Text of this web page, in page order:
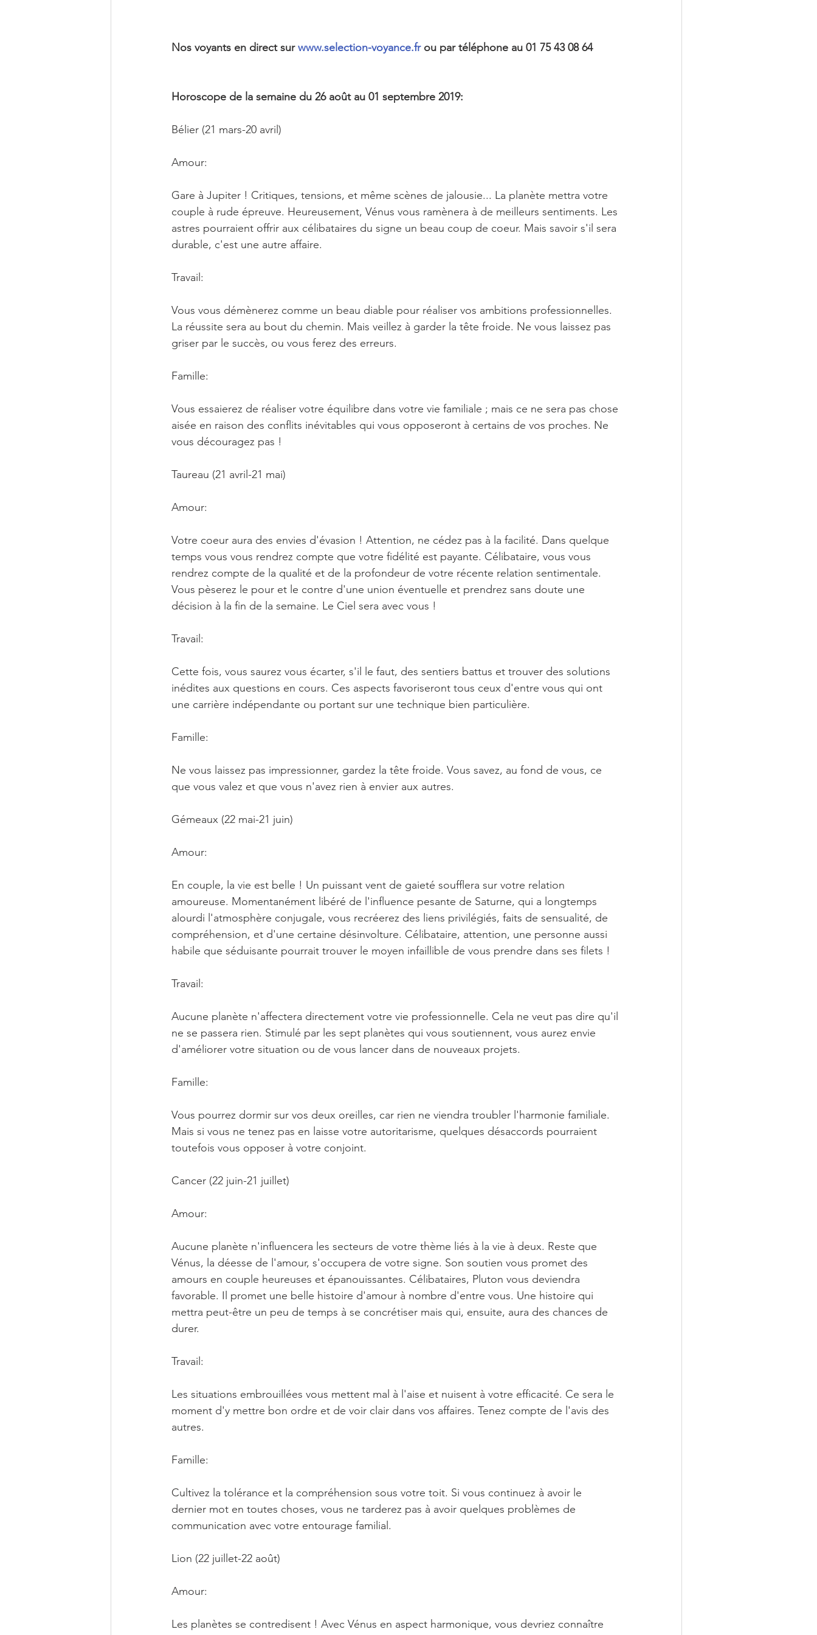
Nos voyants en direct sur www.selection-voyance.fr ou par téléphone au 01 75 43 08 64
Horoscope de la semaine du 26 août au 01 septembre 2019:
Bélier (21 mars-20 avril)
Amour:
Gare à Jupiter ! Critiques, tensions, et même scènes de jalousie... La planète mettra votre
couple à rude épreuve. Heureusement, Vénus vous ramènera à de meilleurs sentiments. Les
astres pourraient offrir aux célibataires du signe un beau coup de coeur. Mais savoir s'il sera
durable, c'est une autre affaire.
Travail:
Vous vous démènerez comme un beau diable pour réaliser vos ambitions professionnelles.
La réussite sera au bout du chemin. Mais veillez à garder la tête froide. Ne vous laissez pas
griser par le succès, ou vous ferez des erreurs.
Famille:
Vous essaierez de réaliser votre équilibre dans votre vie familiale ; mais ce ne sera pas chose
aisée en raison des conflits inévitables qui vous opposeront à certains de vos proches. Ne
vous découragez pas !
Taureau (21 avril-21 mai)
Amour:
Votre coeur aura des envies d'évasion ! Attention, ne cédez pas à la facilité. Dans quelque
temps vous vous rendrez compte que votre fidélité est payante. Célibataire, vous vous
rendrez compte de la qualité et de la profondeur de votre récente relation sentimentale.
Vous pèserez le pour et le contre d'une union éventuelle et prendrez sans doute une
décision à la fin de la semaine. Le Ciel sera avec vous !
Travail:
Cette fois, vous saurez vous écarter, s'il le faut, des sentiers battus et trouver des solutions
inédites aux questions en cours. Ces aspects favoriseront tous ceux d'entre vous qui ont
une carrière indépendante ou portant sur une technique bien particulière.
Famille:
Ne vous laissez pas impressionner, gardez la tête froide. Vous savez, au fond de vous, ce
que vous valez et que vous n'avez rien à envier aux autres.
Gémeaux (22 mai-21 juin)
Amour:
En couple, la vie est belle ! Un puissant vent de gaieté soufflera sur votre relation
amoureuse. Momentanément libéré de l'influence pesante de Saturne, qui a longtemps
alourdi l'atmosphère conjugale, vous recréerez des liens privilégiés, faits de sensualité, de
compréhension, et d'une certaine désinvolture. Célibataire, attention, une personne aussi
habile que séduisante pourrait trouver le moyen infaillible de vous prendre dans ses filets !
Travail:
Aucune planète n'affectera directement votre vie professionnelle. Cela ne veut pas dire qu'il
ne se passera rien. Stimulé par les sept planètes qui vous soutiennent, vous aurez envie
d'améliorer votre situation ou de vous lancer dans de nouveaux projets.
Famille:
Vous pourrez dormir sur vos deux oreilles, car rien ne viendra troubler l'harmonie familiale.
Mais si vous ne tenez pas en laisse votre autoritarisme, quelques désaccords pourraient
toutefois vous opposer à votre conjoint.
Cancer (22 juin-21 juillet)
Amour:
Aucune planète n'influencera les secteurs de votre thème liés à la vie à deux. Reste que
Vénus, la déesse de l'amour, s'occupera de votre signe. Son soutien vous promet des
amours en couple heureuses et épanouissantes. Célibataires, Pluton vous deviendra
favorable. Il promet une belle histoire d'amour à nombre d'entre vous. Une histoire qui
mettra peut-être un peu de temps à se concrétiser mais qui, ensuite, aura des chances de
durer.
Travail:
Les situations embrouillées vous mettent mal à l'aise et nuisent à votre efficacité. Ce sera le
moment d'y mettre bon ordre et de voir clair dans vos affaires. Tenez compte de l'avis des
autres.
Famille:
Cultivez la tolérance et la compréhension sous votre toit. Si vous continuez à avoir le
dernier mot en toutes choses, vous ne tarderez pas à avoir quelques problèmes de
communication avec votre entourage familial.
Lion (22 juillet-22 août)
Amour:
Les planètes se contredisent ! Avec Vénus en aspect harmonique, vous devriez connaître